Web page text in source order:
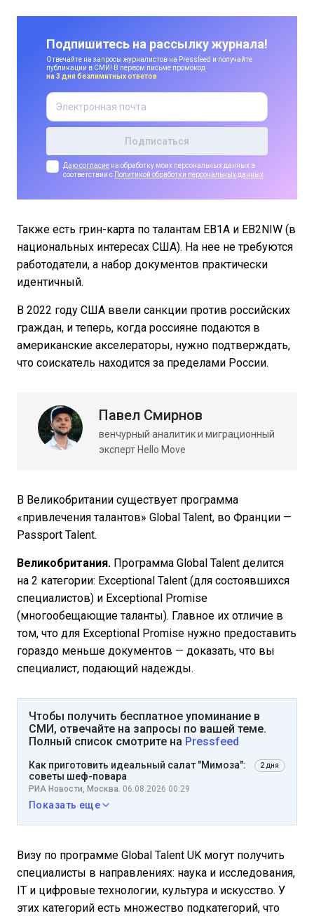
Подпишитесь на рассылку журнала!
Отвечайте на запросы журналистов на Pressfeed и получайте
публикации в СМИ! В первом письме промокод
на 3 дня безлимитных ответов
Даю согласие на обработку моих персональных данных в
соответствии с Политикой обработки персональных данных
Также есть грин-карта по талантам EB1A и EB2NIW (в
национальных интересах США). На нее не требуются
работодатели, а набор документов практически
идентичный.
​​В 2022 году США ввели санкции против российских
граждан, и теперь, когда россияне подаются в
американские акселераторы, нужно подтверждать,
что соискатель находится за пределами России.
Павел Смирнов
венчурный аналитик и миграционный
эксперт Hello Move
В Великобритании существует программа
«привлечения талантов» Global Talent, во Франции —
Passport Talent.
Великобритания. Программа Global Talent делится
на 2 категории: Exceptional Talent (для состоявшихся
специалистов) и Exceptional Promise
(многообещающие таланты). Главное их отличие в
том, что для Exceptional Promise нужно предоставить
гораздо меньше документов — доказать, что вы
специалист, подающий надежды.
Чтобы получить бесплатное упоминание в
СМИ, отвечайте на запросы по вашей теме.
Полный список смотрите на Pressfeed
Как приготовить идеальный салат "Мимоза":
советы шеф-повара
2 дня
РИА Новости, Москва. 06.08.2026 00:29
Показать еще
Визу по программе Global Talent UK могут получить
специалисты в направлениях: наука и исследования,
IT и цифровые технологии, культура и искусство. У
этих категорий есть множество подкатегорий, что